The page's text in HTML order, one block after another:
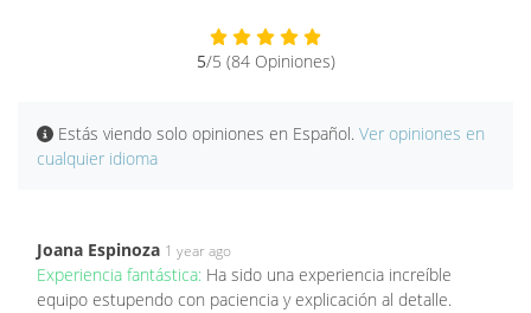
5/5 (84 Opiniones)
Estás viendo solo opiniones en Español. Ver opiniones en
cualquier idioma
Joana Espinoza 1 year ago
Experiencia fantástica: Ha sido una experiencia increíble
equipo estupendo con paciencia y explicación al detalle.